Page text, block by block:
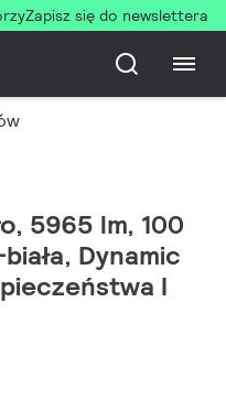
Zapisz się do newslettera
5965 lm, 100
Dynamic
I